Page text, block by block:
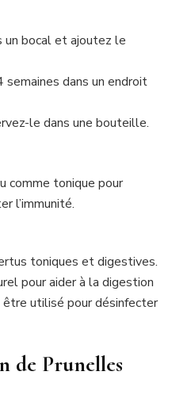
bocal et ajoutez le
semaines dans un endroit
le dans une bouteille.
comme tonique pour
l’immunité.
toniques et digestives.
pour aider à la digestion
utilisé pour désinfecter
de Prunelles